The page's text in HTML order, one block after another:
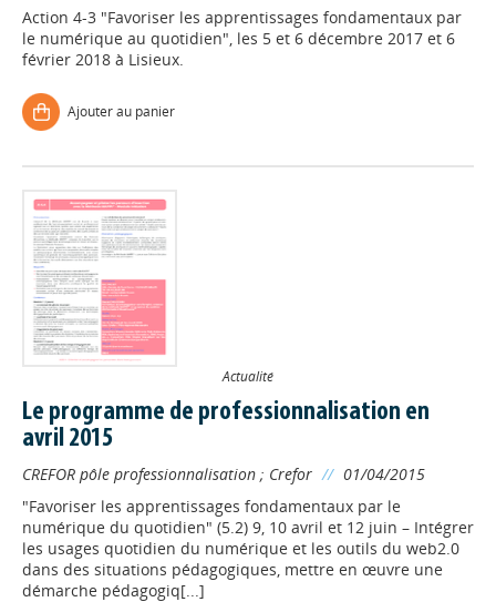
Action 4-3 "Favoriser les apprentissages fondamentaux par
le numérique au quotidien", les 5 et 6 décembre 2017 et 6
février 2018 à Lisieux.
Ajouter au panier
Actualité
Le programme de professionnalisation en
avril 2015
CREFOR pôle professionnalisation ; Crefor // 01/04/2015
"Favoriser les apprentissages fondamentaux par le
numérique du quotidien" (5.2) 9, 10 avril et 12 juin – Intégrer
les usages quotidien du numérique et les outils du web2.0
dans des situations pédagogiques, mettre en œuvre une
démarche pédagogiq[...]